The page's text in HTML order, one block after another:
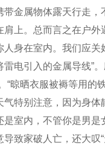
带金属物体露天行走
上。总而言之在户
在室内。我们应关
电引入的金属导线”
“晾晒衣服被褥等用
特别注意，因为身体
内，不管你是男是女
致家破人亡，还大叹